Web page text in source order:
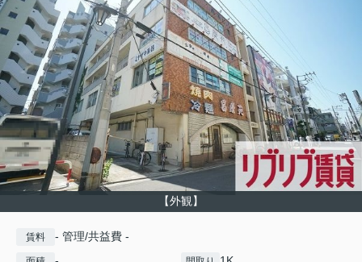
【外観】
賃料 - 管理/共益費 -